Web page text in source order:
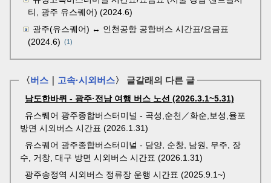
티, 광주 유스퀘어) (2024.6)
광주(유스퀘어) ↔ 인천공항 공항버스 시간표/요금표
(2024.6) (1)
〈버스 고속·시외버스〉 글갈래의 다른 글
남도한바퀴 - 광주·전남 여행 버스 노선 (2026.3.1~5.31)
유스퀘어 광주종합버스터미널 - 곡성,순천／화순,보성,율포
방면 시외버스 시간표 (2026.1.31)
유스퀘어 광주종합버스터미널 - 담양, 순창, 남원, 무주, 장
수, 거창, 대구 방면 시외버스 시간표 (2026.1.31)
광주송정역 시외버스 정류장 운행 시간표 (2025.9.1~)